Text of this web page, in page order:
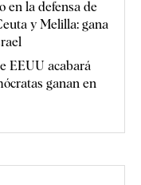
en la defensa de
y Melilla: gana
EEUU acabará
ganan en